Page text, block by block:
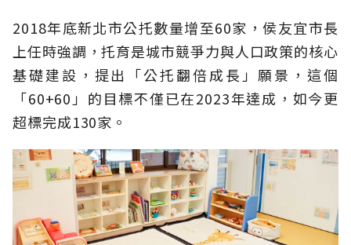
2018年底新北市公托數量增至60家，侯友宜市長
上任時強調，托育是城市競爭力與人口政策的核心
基礎建設，提出「公托翻倍成長」願景，這個
「60+60」的目標不僅已在2023年達成，如今更
超標完成130家。